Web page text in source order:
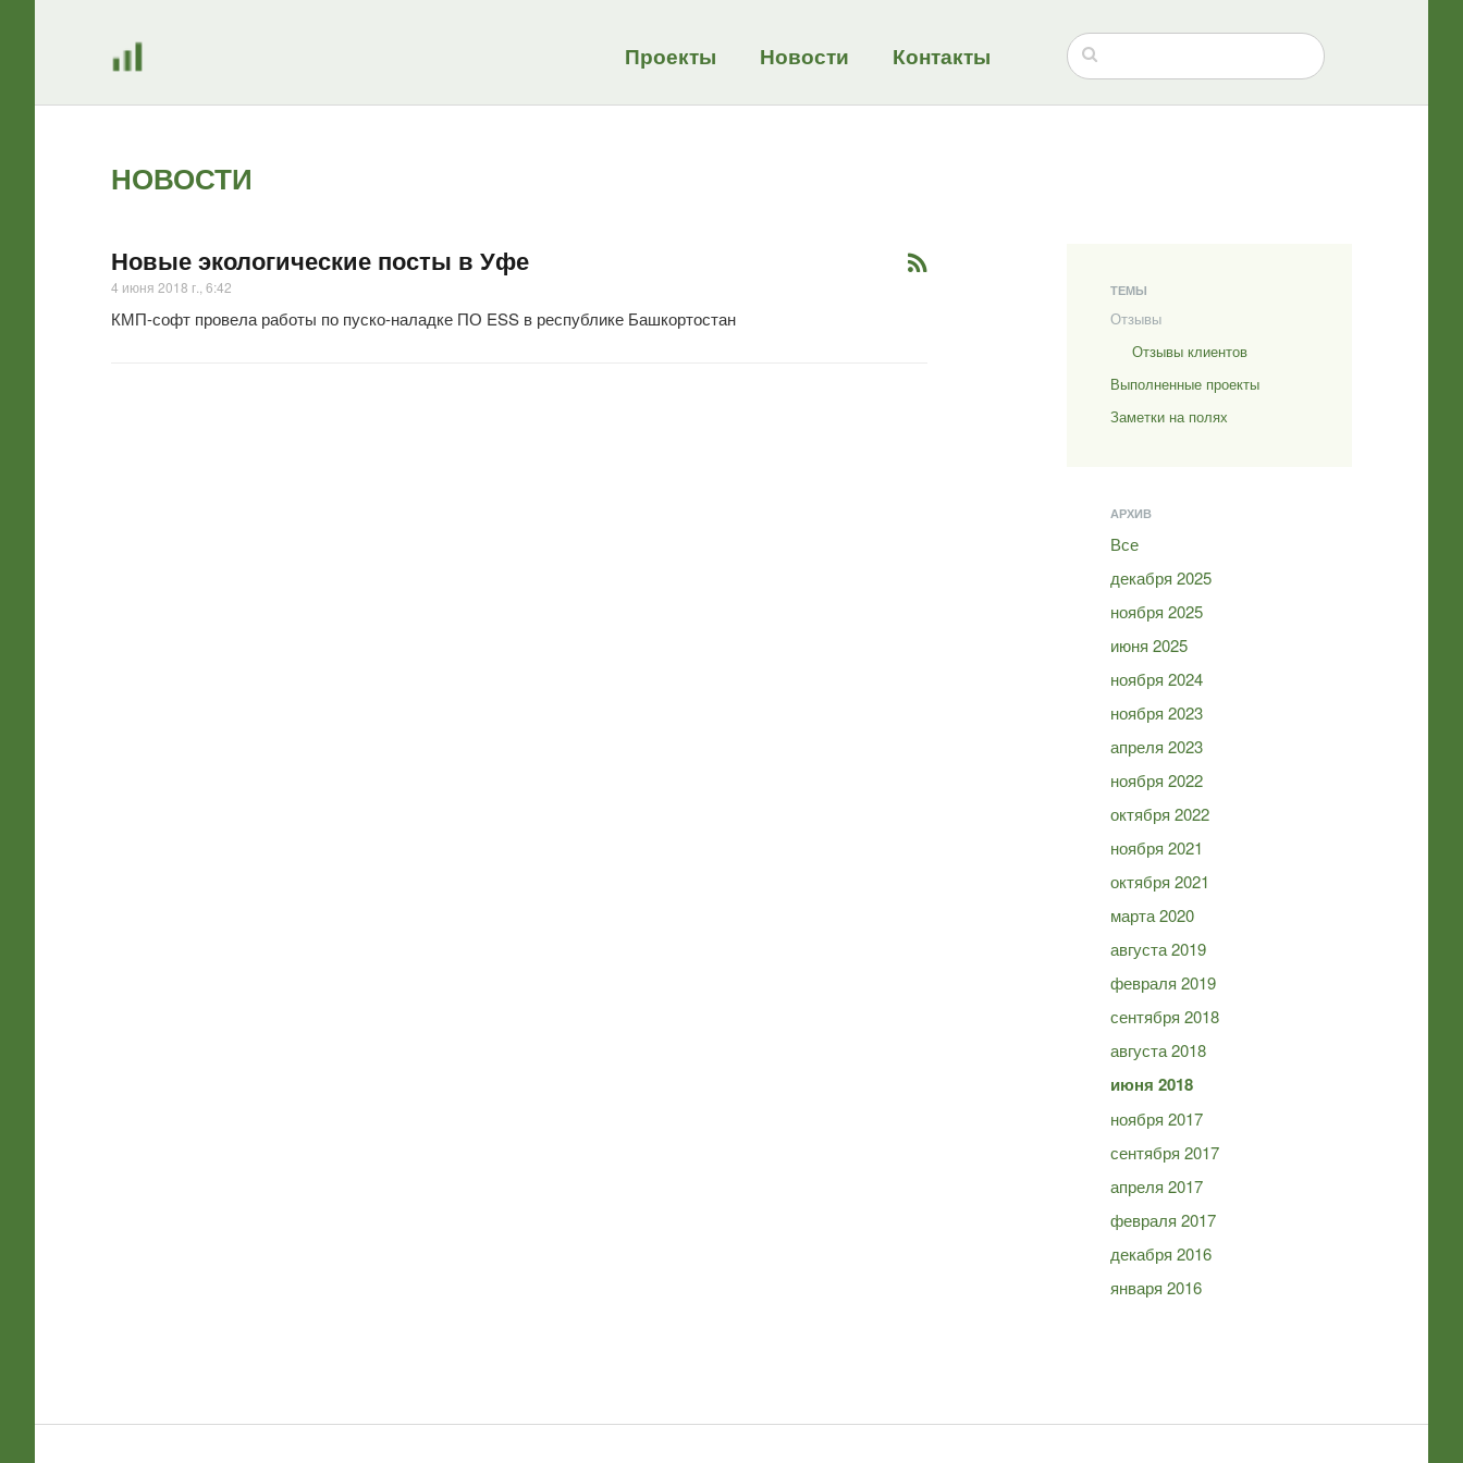
Проекты Новости Контакты
НОВОСТИ
Новые экологические посты в Уфе
4 июня 2018 г., 6:42
КМП-софт провела работы по пуско-наладке ПО ESS в республике Башкортостан
ТЕМЫ
Отзывы
Отзывы клиентов
Выполненные проекты
Заметки на полях
АРХИВ
Все
декабря 2025
ноября 2025
июня 2025
ноября 2024
ноября 2023
апреля 2023
ноября 2022
октября 2022
ноября 2021
октября 2021
марта 2020
августа 2019
февраля 2019
сентября 2018
августа 2018
июня 2018
ноября 2017
сентября 2017
апреля 2017
февраля 2017
декабря 2016
января 2016